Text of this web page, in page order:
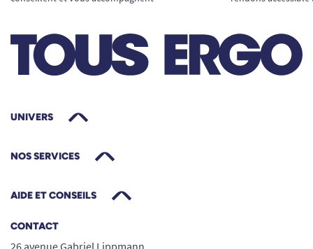
UNIVERS
NOS SERVICES
AIDE ET CONSEILS
CONTACT